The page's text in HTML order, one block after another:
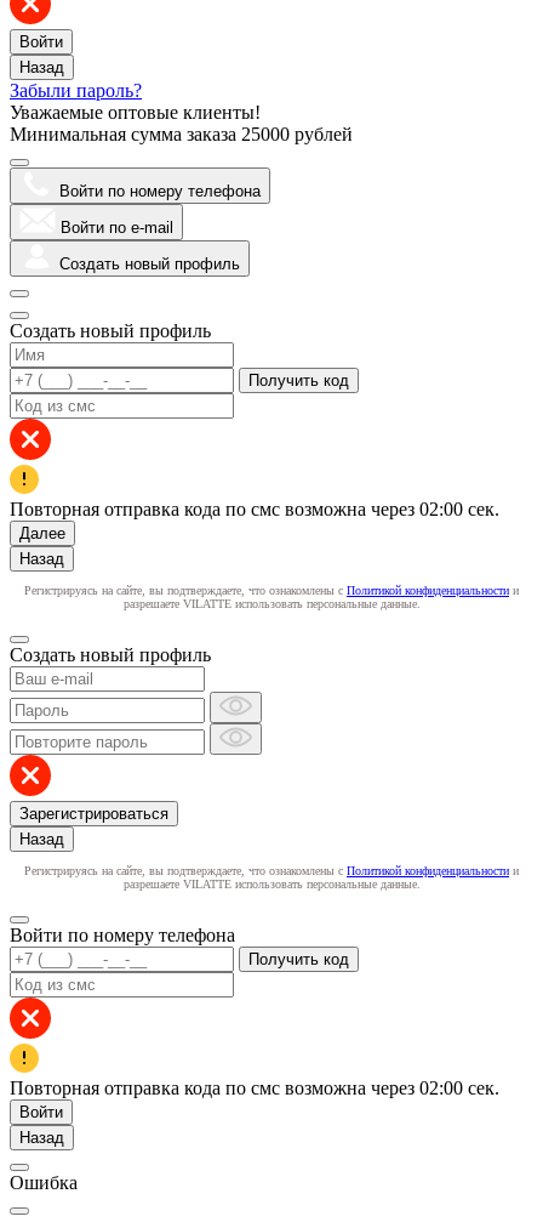
Войти
Назад
Забыли пароль?
Уважаемые оптовые клиенты!
Минимальная сумма заказа 25000 рублей
Войти по номеру телефона
Войти по e-mail
Создать новый профиль
Создать новый профиль
Получить код
Повторная отправка кода по смс возможна через 02:00 сек.
Далее
Назад
Регистрируясь на сайте, вы подтверждаете, что ознакомлены с Политикой конфиденциальности и
разрешаете VILATTE использовать персональные данные.
Создать новый профиль
Зарегистрироваться
Назад
Регистрируясь на сайте, вы подтверждаете, что ознакомлены с Политикой конфиденциальности и
разрешаете VILATTE использовать персональные данные.
Войти по номеру телефона
Получить код
Повторная отправка кода по смс возможна через 02:00 сек.
Войти
Назад
Ошибка